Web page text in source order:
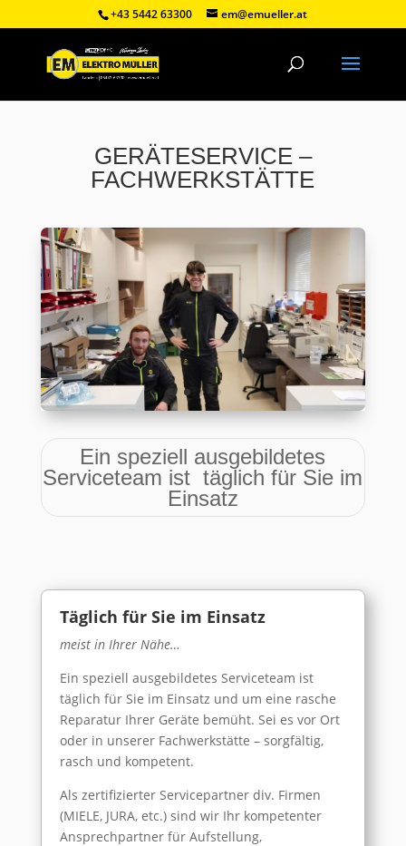
+43 5442 63300 em@emueller.at
GERÄTESERVICE –
FACHWERKSTÄTTE
Ein speziell ausgebildetes
Serviceteam ist täglich für Sie im
Einsatz
Täglich für Sie im Einsatz
meist in Ihrer Nähe…
Ein speziell ausgebildetes Serviceteam ist
täglich für Sie im Einsatz und um eine rasche
Reparatur Ihrer Geräte bemüht. Sei es vor Ort
oder in unserer Fachwerkstätte – sorgfältig,
rasch und kompetent.
Als zertifizierter Servicepartner div. Firmen
(MIELE, JURA, etc.) sind wir Ihr kompetenter
Ansprechpartner für Aufstellung,